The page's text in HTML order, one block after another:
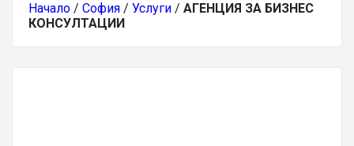
Начало / София / Услуги / АГЕНЦИЯ ЗА БИЗНЕС
КОНСУЛТАЦИИ